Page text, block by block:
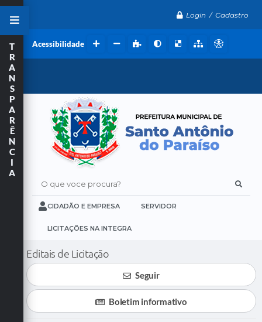
Login / Cadastro
Acessibilidade
O que voce procura?
CIDADÃO E EMPRESA SERVIDOR
LICITAÇÕES NA INTEGRA
T
R
A
N
S
P
A
R
Ê
N
C
I
A
Editais de Licitação
Seguir
Boletim informativo